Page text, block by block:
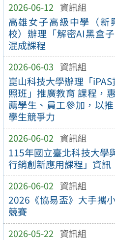
2026-06-12 資訊組
高雄女子高級中學（新
校）辦理「解密AI黑盒
混成課程
2026-06-03 資訊組
崑山科技大學辦理「
照班」推廣教育 課程，
薦學生、員工參加，以
學生競爭力
2026-06-02 資訊組
115年國立臺北科技大學
行銷創新應用課程」資訊
2026-06-02 資訊組
2026《協易盃》大手攜
競賽
2026-05-22 資訊組